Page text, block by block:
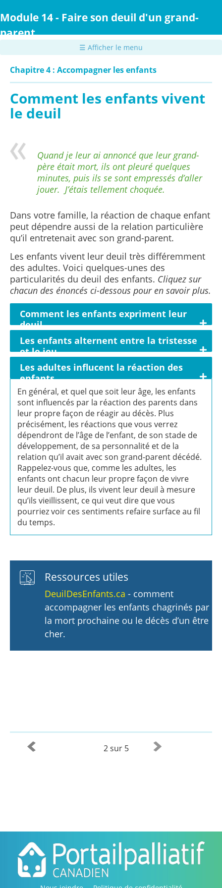
au
principal
Module 14 - Faire son deuil d'un grand-
parent
☰ Afficher le menu
Chapitre 4 : Accompagner les enfants
Comment les enfants vivent
le deuil
Quand je leur ai annoncé que leur grand-
père était mort, ils ont pleuré quelques
minutes, puis ils se sont empressés d’aller
jouer. J’étais tellement choquée.
Dans votre famille, la réaction de chaque enfant
peut dépendre aussi de la relation particulière
qu’il entretenait avec son grand-parent.
Les enfants vivent leur deuil très différemment
des adultes. Voici quelques-unes des
particularités du deuil des enfants. Cliquez sur
chacun des énoncés ci-dessous pour en savoir plus.
Comment les enfants expriment leur
deuil
Les enfants alternent entre la tristesse
et le jeu
Les adultes influcent la réaction des
enfants
En général, et quel que soit leur âge, les enfants
sont influencés par la réaction des parents dans
leur propre façon de réagir au décès. Plus
précisément, les réactions que vous verrez
dépendront de l’âge de l’enfant, de son stade de
développement, de sa personnalité et de la
relation qu’il avait avec son grand-parent décédé.
Rappelez-vous que, comme les adultes, les
enfants ont chacun leur propre façon de vivre
leur deuil. De plus, ils vivent leur deuil à mesure
qu’ils vieillissent, ce qui veut dire que vous
pourriez voir ces sentiments refaire surface au fil
du temps.
Ressources utiles
DeuilDesEnfants.ca - comment
accompagner les enfants chagrinés par
la mort prochaine ou le décès d’un être
cher.
2 sur 5